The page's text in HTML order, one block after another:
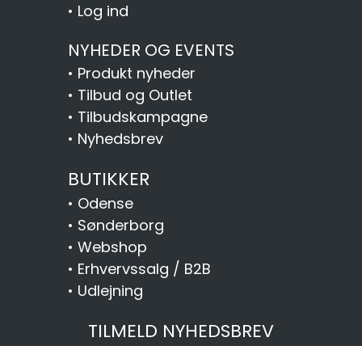
• Log ind
NYHEDER OG EVENTS
• Produkt nyheder
• Tilbud og Outlet
• Tilbudskampagne
• Nyhedsbrev
BUTIKKER
• Odense
• Sønderborg
• Webshop
• Erhvervssalg / B2B
• Udlejning
TILMELD NYHEDSBREV